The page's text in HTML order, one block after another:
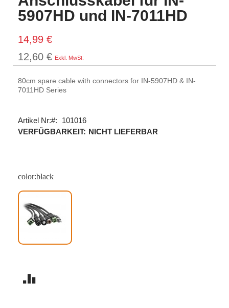
5907HD und IN-7011HD
14,99 €
12,60 €
80cm spare cable with connectors for IN-5907HD & IN-
7011HD Series
Artikel Nr:
101016
VERFÜGBARKEIT: NICHT LIEFERBAR
color:black